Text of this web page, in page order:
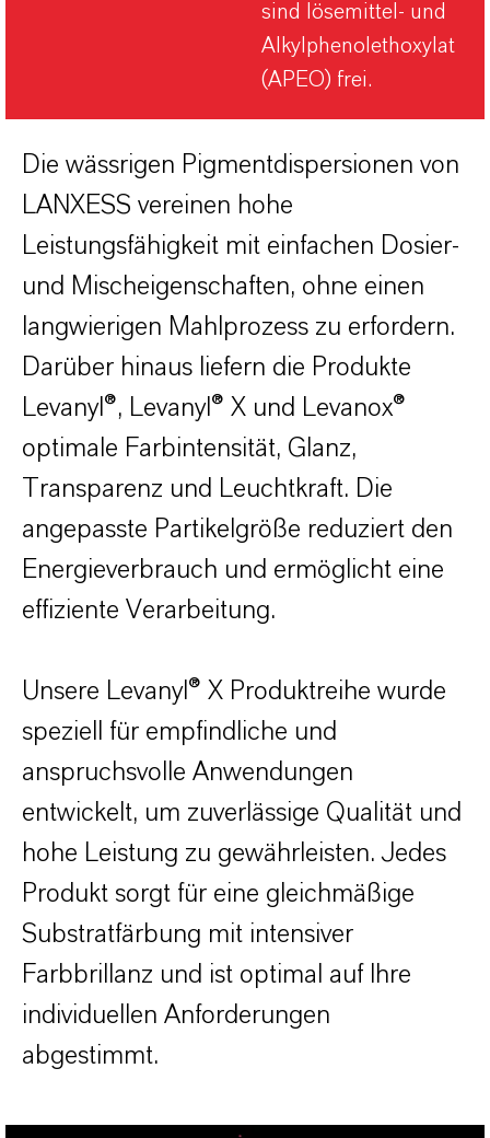
sind lösemittel- und
Alkylphenolethoxylat
(APEO) frei.
Die wässrigen Pigmentdispersionen von
LANXESS vereinen hohe
Leistungsfähigkeit mit einfachen Dosier-
und Mischeigenschaften, ohne einen
langwierigen Mahlprozess zu erfordern.
Darüber hinaus liefern die Produkte
Levanyl®, Levanyl® X und Levanox®
optimale Farbintensität, Glanz,
Transparenz und Leuchtkraft. Die
angepasste Partikelgröße reduziert den
Energieverbrauch und ermöglicht eine
effiziente Verarbeitung.
Unsere Levanyl® X Produktreihe wurde
speziell für empfindliche und
anspruchsvolle Anwendungen
entwickelt, um zuverlässige Qualität und
hohe Leistung zu gewährleisten. Jedes
Produkt sorgt für eine gleichmäßige
Substratfärbung mit intensiver
Farbbrillanz und ist optimal auf Ihre
individuellen Anforderungen
abgestimmt.